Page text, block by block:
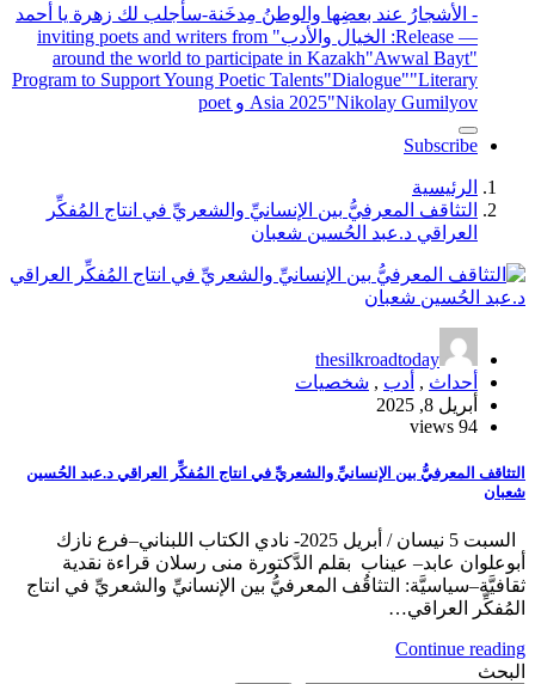
- الأشجارُ عند بعضِها والوطنُ مِدخَنة-سأجلب لك زهرة يا أحمد
— Release
: الخيال والأدب
" inviting poets and writers from
around the world to participate in Kazakh"Awwal Bayt"
Program to Support Young Poetic Talents"Dialogue""Literary
Asia 2025"Nikolay Gumilyov و poet
Subscribe
الرئيسية
التثاقف المعرفيُّ ‎بين الإنسانيِّ والشعريِّ في انتاج المُفكِّر
العراقي د.عبد الحُسين شعبان
thesilkroadtoday
أحداث , أدب , شخصيات
أبريل 8, 2025
94 views
التثاقف المعرفيُّ ‎بين الإنسانيِّ والشعريِّ في انتاج المُفكِّر العراقي د.عبد الحُسين
شعبان
السبت 5 نيسان / أبريل 2025- نادي الكتاب اللبناني–فرع نازك
أبوعلوان عابد– عيناب بقلم الدَّكتورة منى رسلان قراءة نقدية
ثقافيَّة–سياسيَّة: التثاقُف المعرفيُّ بين الإنسانيِّ والشعريِّ في انتاج
المُفكِّر العراقي…
Continue reading
البحث